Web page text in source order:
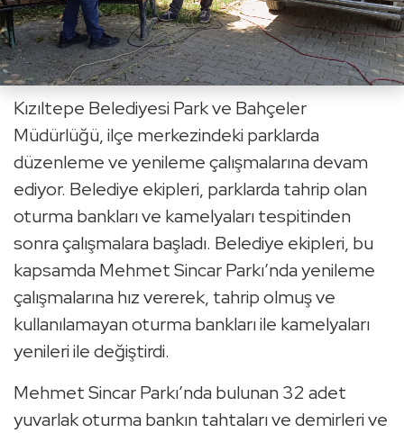
Kızıltepe Belediyesi Park ve Bahçeler
Müdürlüğü, ilçe merkezindeki parklarda
düzenleme ve yenileme çalışmalarına devam
ediyor. Belediye ekipleri, parklarda tahrip olan
oturma bankları ve kamelyaları tespitinden
sonra çalışmalara başladı. Belediye ekipleri, bu
kapsamda Mehmet Sincar Parkı’nda yenileme
çalışmalarına hız vererek, tahrip olmuş ve
kullanılamayan oturma bankları ile kamelyaları
yenileri ile değiştirdi.
Mehmet Sincar Parkı’nda bulunan 32 adet
yuvarlak oturma bankın tahtaları ve demirleri ve